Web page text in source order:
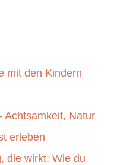
mit den Kindern
Achtsamkeit, Natur
erleben
die wirkt: Wie du